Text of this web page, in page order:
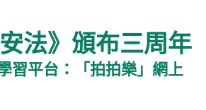
法》頒布三周年
習平台：「拍拍樂」網上